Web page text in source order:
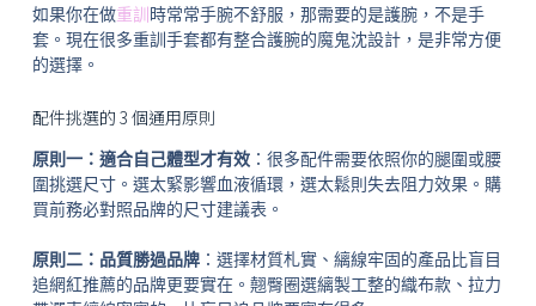
如果你在做重訓時常常手腕不舒服，那需要的是護腕，不是手
套。現在很多重訓手套都有整合護腕的魔鬼沈設計，是非常方便
的選擇。
配件挑選的 3 個通用原則
原則一：適合自己體型才有效：很多配件需要依照你的腿圍或腰
圍挑選尺寸。選太緊影響血液循環，選太鬆則失去阻力效果。購
買前務必對照品牌的尺寸建議表。
原則二：品質勝過品牌：選擇材質札實、縭線牢固的產品比盲目
追網紅推薦的品牌更要實在。翹臀圈選縭製工整的織布款、拉力